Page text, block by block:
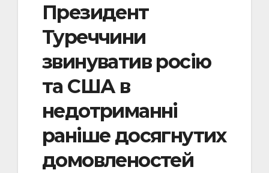
Президент
Туреччини
звинуватив росію
та США в
недотриманні
раніше досягнутих
домовленостей